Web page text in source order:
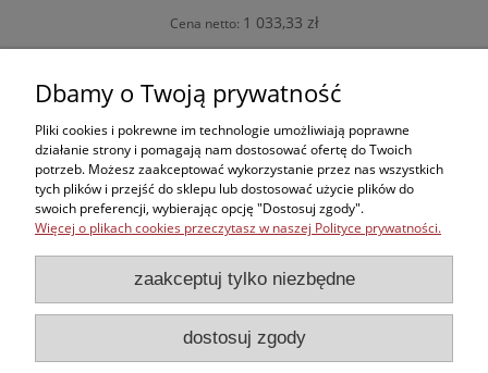
Cena netto: 1 033,33 zł
Zakupy
Kontakt
Informacje
Moje konto
Dbamy o Twoją prywatność
Pliki cookies i pokrewne im technologie umożliwiają poprawne
działanie strony i pomagają nam dostosować ofertę do Twoich
potrzeb. Możesz zaakceptować wykorzystanie przez nas wszystkich
tych plików i przejść do sklepu lub dostosować użycie plików do
swoich preferencji, wybierając opcję "Dostosuj zgody".
Więcej o plikach cookies przeczytasz w naszej Polityce prywatności.
zaakceptuj tylko niezbędne
dostosuj zgody